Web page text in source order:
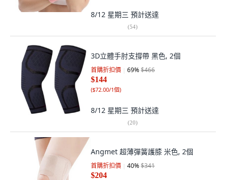
8/12 星期三 預計送達
(54)
3D立體手肘支撐帶 黑色, 2個
首購折扣價 69%$466
$144
($72.00/1個)
8/12 星期三 預計送達
(20)
Angmet 超薄彈簧護膝 米色, 2個
首購折扣價 40%$341
$204